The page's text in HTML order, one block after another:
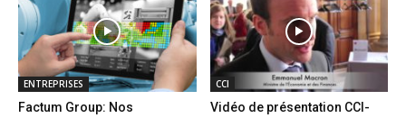
ENTREPRISES
Factum Group: Nos
CCI
Vidéo de présentation CCI-